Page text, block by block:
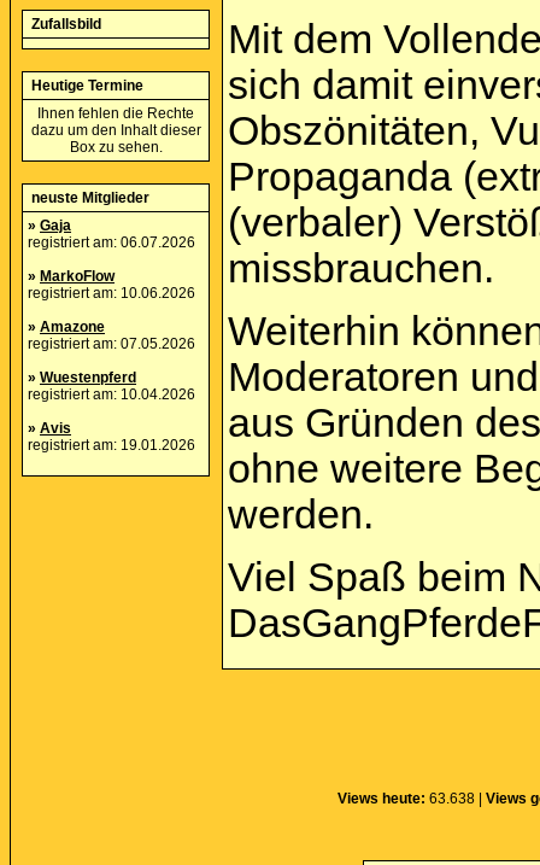
Zufallsbild
Heutige Termine
Ihnen fehlen die Rechte
dazu um den Inhalt dieser
Box zu sehen.
neuste Mitglieder
» Gaja
registriert am: 06.07.2026
» MarkoFlow
registriert am: 10.06.2026
» Amazone
registriert am: 07.05.2026
» Wuestenpferd
registriert am: 10.04.2026
» Avis
registriert am: 19.01.2026
Mit dem
sich damit
Obszönitäten,
Propaganda
(verbaler)
missbrauchen.
Weiterhin
Moderatoren
aus Gründen
ohne weitere
werden.
Viel Spaß beim
Views heute: 63.638 | Views